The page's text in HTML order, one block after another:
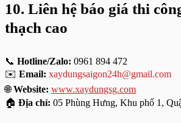
10. Liên hệ báo giá thi
thạch cao
📞 Hotline/Zalo: 0961 894 472
✉️ Email: xaydungsaigon24h@gmail.com
🌐Website: www.xaydungsg.com
🏠 Địa chỉ: 05 Phùng Hưng, Khu phố 1,